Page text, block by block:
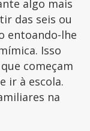
algo mais
das seis ou
entoando-lhe
Isso
começam
ir à escola.
na